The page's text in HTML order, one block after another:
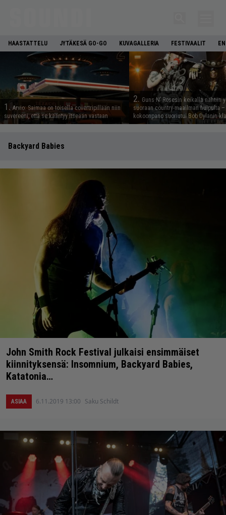
HAASTATTELU JYTÄKESÄ GO-GO KUVAGALLERIA FESTIVAALIT
1. Arvio: Saimaa on toisella covertripillään niin
suvereeni, että se kääntyy itseään vastaan
2. Guns N’ Rosesin keikalla nähtiin
suoraan country-maailman huipulta
kokoonpano suoriutui Bob Dylanin
Backyard Babies
John Smith Rock Festival julkaisi ensimmäiset
kiinnityksensä: Insomnium, Backyard Babies,
Katatonia…
ASIAA 6.11.2019 13:00 Saku Schildt